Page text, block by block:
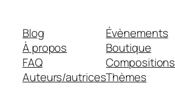
Blog
À propos
FAQ
Auteurs/autrices
Évènements
Boutique
Compositions
Thèmes